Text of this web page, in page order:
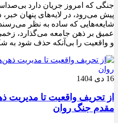
جنگی که امروز جریان دارد
پیش می‌رود، در لایه‌های پنهان
شایعه‌هایی که ساده به نظر
عمیق بر ذهن جامعه می‌گذارد،
و واقعیت را بی‌آنکه حذف شود به
16 دی 1404
از تحریف واقعیت تا مدیریت
مقدم جنگ روان